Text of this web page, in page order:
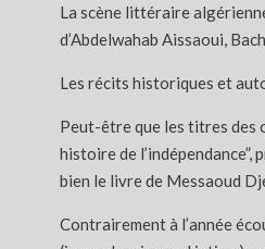
La scène littéraire
d’Abdelwahab Aissaoui,
Les récits historiques et
Peut-être que les titres des
histoire de
bien le livre de Messaoud
Contrairement à l’année